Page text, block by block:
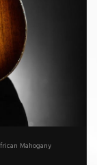
Mahogany